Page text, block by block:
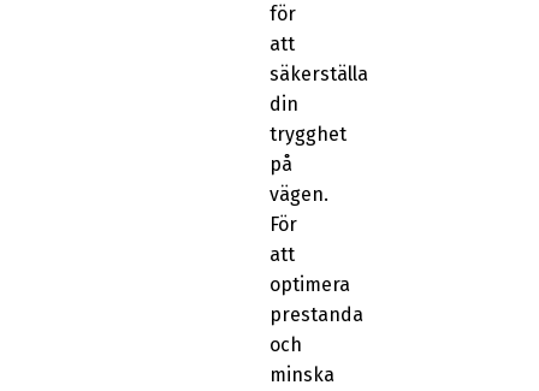
för
att
säkerställa
din
trygghet
på
vägen.
För
att
optimera
prestanda
och
minska